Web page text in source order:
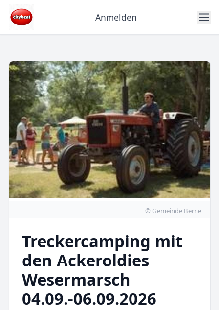
Anmelden
© Gemeinde Berne
Treckercamping mit
den Ackeroldies
Wesermarsch
04.09.-06.09.2026